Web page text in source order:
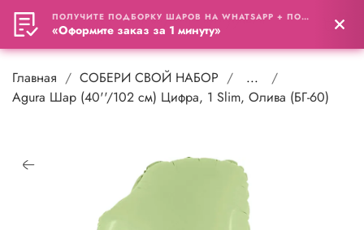
0
Главная СОБЕРИ СВОЙ НАБОР
...
Agura Шар (40''/102 см) Цифра, 1 Slim, Олива (БГ-60)
ПОЛУЧИТЕ ПОДБОРКУ ШАРОВ НА WHATSAPP + ПОДАРОК
«Оформите заказ за 1 минуту»